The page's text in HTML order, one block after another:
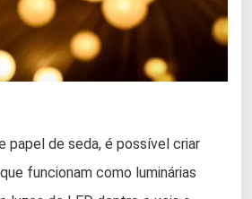
papel de seda, é possível criar
funcionam como luminárias